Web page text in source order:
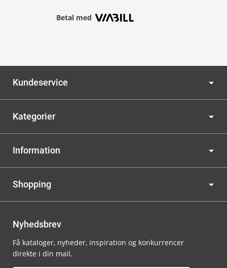
Betal med
Kundeservice
Kategorier
Information
Shopping
Nyhedsbrev
Få kataloger, nyheder, inspiration og konkurrencer
direkte i din mail.